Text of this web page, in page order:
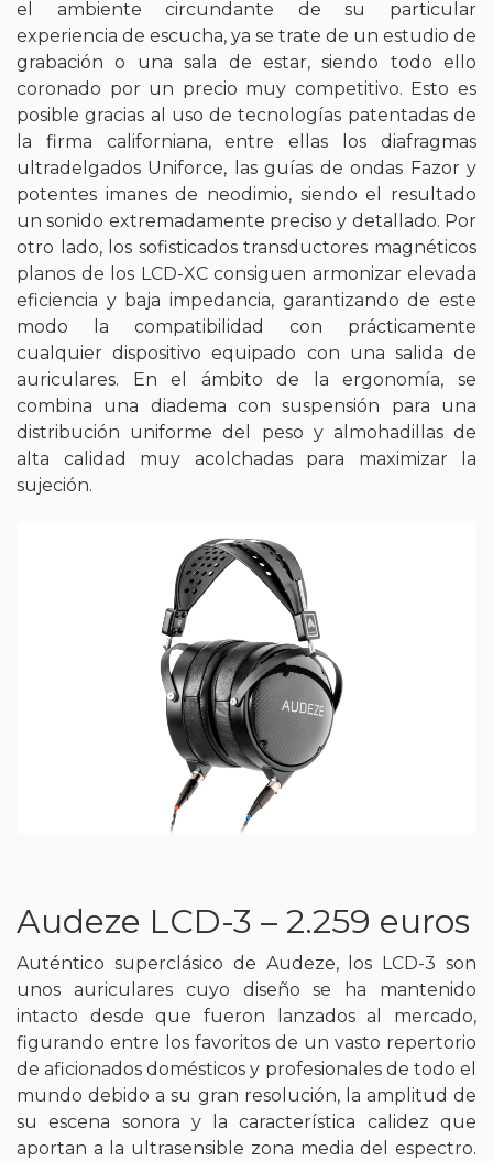
el ambiente circundante de su particular
experiencia de escucha, ya se trate de un estudio de
grabación o una sala de estar, siendo todo ello
coronado por un precio muy competitivo. Esto es
posible gracias al uso de tecnologías patentadas de
la firma californiana, entre ellas los diafragmas
ultradelgados Uniforce, las guías de ondas Fazor y
potentes imanes de neodimio, siendo el resultado
un sonido extremadamente preciso y detallado. Por
otro lado, los sofisticados transductores magnéticos
planos de los LCD-XC consiguen armonizar elevada
eficiencia y baja impedancia, garantizando de este
modo la compatibilidad con prácticamente
cualquier dispositivo equipado con una salida de
auriculares. En el ámbito de la ergonomía, se
combina una diadema con suspensión para una
distribución uniforme del peso y almohadillas de
alta calidad muy acolchadas para maximizar la
sujeción.
Audeze LCD-3 – 2.259 euros
Auténtico superclásico de Audeze, los LCD-3 son
unos auriculares cuyo diseño se ha mantenido
intacto desde que fueron lanzados al mercado,
figurando entre los favoritos de un vasto repertorio
de aficionados domésticos y profesionales de todo el
mundo debido a su gran resolución, la amplitud de
su escena sonora y la característica calidez que
aportan a la ultrasensible zona media del espectro.